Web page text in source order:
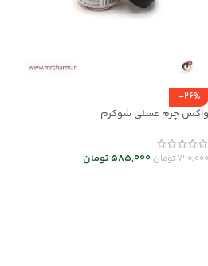
-26%
واکس چرم عسلی شوکرم
تومان585,000تومان